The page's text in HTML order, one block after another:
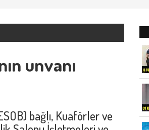
unvanı
bağlı, Kuaförler ve